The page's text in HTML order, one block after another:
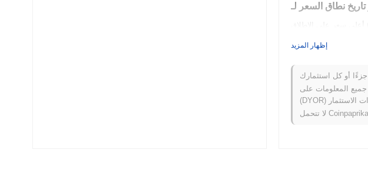
إظهار المزيد
جميع المعلومات على Coinpaprika مقدمة لأغراض معلوماتية فقط ولا تشكل نصيحة مالية أو استثمارية. قم دائمًا بإجراء بحثك الخاص